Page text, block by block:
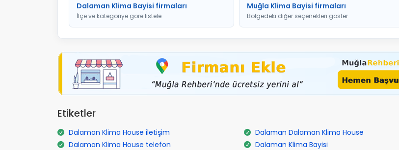
Dalaman Klima Bayisi firmaları
İlçe ve kategoriye göre listele
Muğla Klima Bayisi firmaları
Bölgedeki diğer seçenekleri göster
Etiketler
Dalaman Klima House iletişim
Dalaman Klima House telefon
Dalaman Dalaman Klima House
Dalaman Klima Bayisi